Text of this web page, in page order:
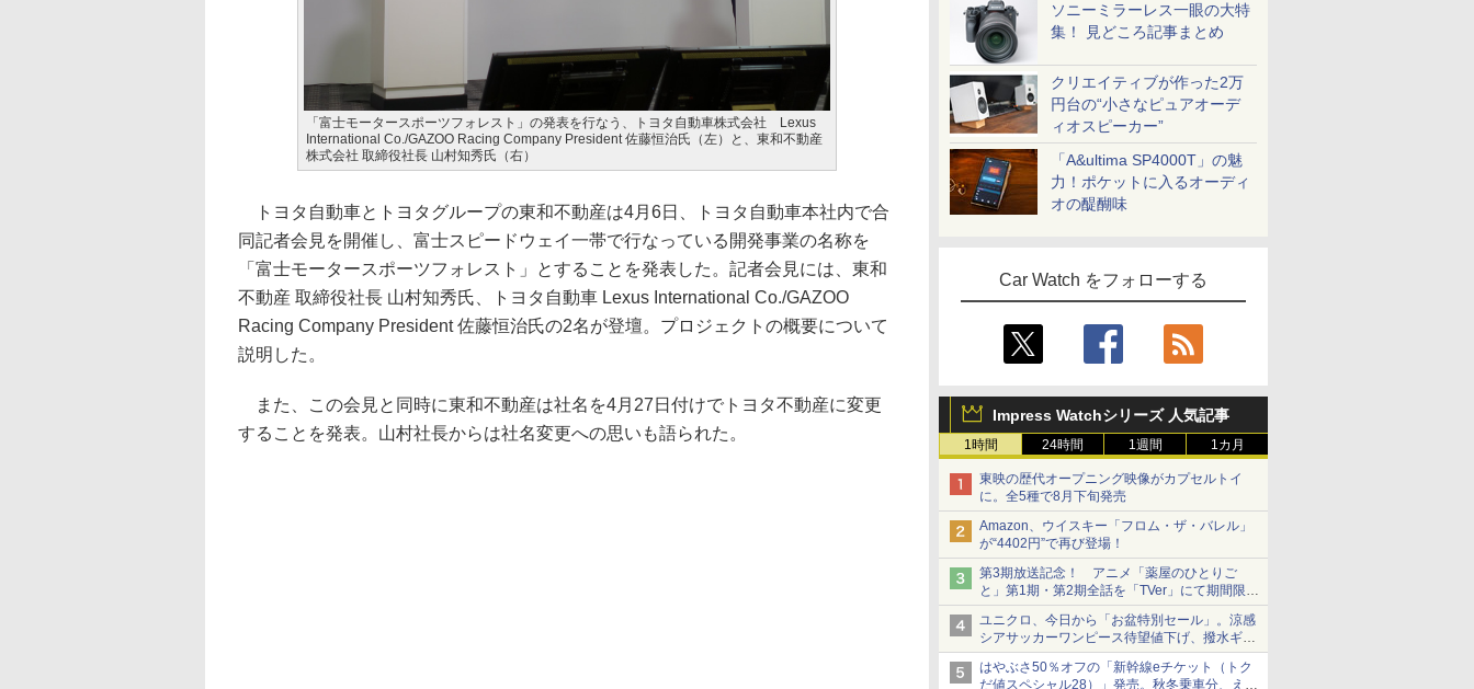
ソニーミラーレス一眼の大特
集！ 見どころ記事まとめ
クリエイティブが作った2万
円台の“小さなピュアオーデ
ィオスピーカー”
「A&ultima SP4000T」の魅
力！ポケットに入るオーディ
オの醍醐味
Car Watch をフォローする
Impress Watchシリーズ 人気記事
1時間 24時間 1週間 1カ月
東映の歴代オープニング映像がカプセルトイ
に。全5種で8月下旬発売
Amazon、ウイスキー「フロム・ザ・バレル」
が“4402円”で再び登場！
第3期放送記念！ アニメ「薬屋のひとりご
と」第1期・第2期全話を「TVer」にて期間限定
で順次無料配信開始
ユニクロ、今日から「お盆特別セール」。涼感
シアサッカーワンピース待望値下げ、撥水ギア
ショーツは1990円に
はやぶさ50％オフの「新幹線eチケット（トク
だ値スペシャル28）」発売。秋冬乗車分、えき
「富士モータースポーツフォレスト」の発表を行なう、トヨタ自動車株式会社 Lexus
International Co./GAZOO Racing Company President 佐藤恒治氏（左）と、東和不動産
株式会社 取締役社長 山村知秀氏（右）
トヨタ自動車とトヨタグループの東和不動産は4月6日、トヨタ自動車本社内で合
同記者会見を開催し、富士スピードウェイ一帯で行なっている開発事業の名称を
「富士モータースポーツフォレスト」とすることを発表した。記者会見には、東和
不動産 取締役社長 山村知秀氏、トヨタ自動車 Lexus International Co./GAZOO
Racing Company President 佐藤恒治氏の2名が登壇。プロジェクトの概要について
説明した。
また、この会見と同時に東和不動産は社名を4月27日付けでトヨタ不動産に変更
することを発表。山村社長からは社名変更への思いも語られた。